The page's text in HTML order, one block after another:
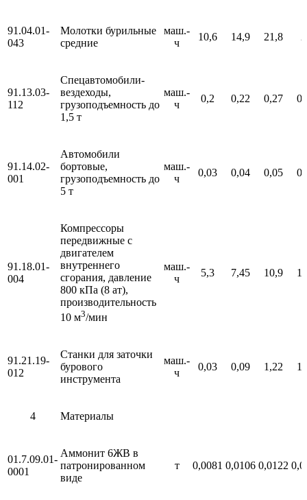
91.04.01-
043
Молотки бурильные
средние
маш.-
ч
10,6 14,9 21,8
91.13.03-
112
Спецавтомобили-
вездеходы,
грузоподъемность до
1,5 т
маш.-
ч
0,2 0,22 0,27
91.14.02-
001
Автомобили
бортовые,
грузоподъемность до
5 т
маш.-
ч
0,03 0,04 0,05
91.18.01-
004
Компрессоры
передвижные с
двигателем
внутреннего
сгорания, давление
800 кПа (8 ат),
производительность
10 м3/мин
маш.-
ч
5,3 7,45 10,9
91.21.19-
012
Станки для заточки
бурового
инструмента
маш.-
ч
0,03 0,09 1,22
4 Материалы
01.7.09.01-
0001
Аммонит 6ЖВ в
патронированном
виде
т 0,0081 0,0106 0,0122